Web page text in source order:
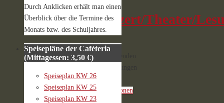
Konzert/Theater/
Keine
bevorstehenden
Weitere
Informationen
Durch Anklicken erhält man einen
Überblick über die Termine des
Monats bzw. des Schuljahres.
Speisepläne der Caféteria
(Mittagessen: 3,50 €)
Speiseplan KW 26
Speiseplan KW 25
Speiseplan KW 23